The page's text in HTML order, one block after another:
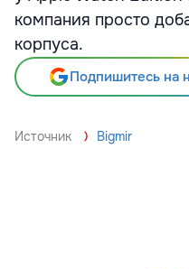
компания просто
корпуса.
Подпишитесь на
Источник Bigmir